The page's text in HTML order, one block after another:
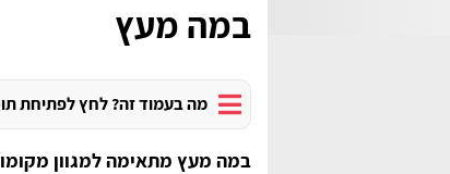
במה מעץ
מה בעמוד זה? לחץ לפתיחת
במה מעץ מתאימה למגוון